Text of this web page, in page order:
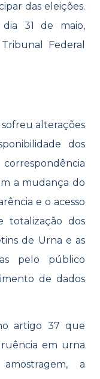
das eleições.
31 de maio,
Federal
sofreu alterações
dos
a mudança do
e o acesso
totalização dos
de Urna e as
pelo público
de dados
artigo 37 que
em urna
a